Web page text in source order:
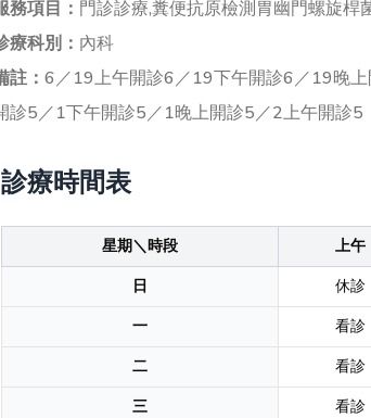
務項目： 門診診療,糞便抗原檢測胃幽門螺旋桿
療科別： 內科
註： 6／19上午開診6／19下午開診6／19晚
診5／1下午開診5／1晚上開診5／2上午開診5
診療時間表
星期＼時段 上午
日
休診
一
看診
二
看診
三
看診